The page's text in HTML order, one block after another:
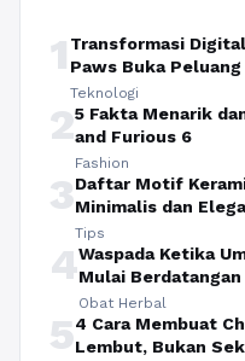
1 Transformasi
Paws Buka
Teknologi
25 Fakta Menarik
and Furious 6
Fashion
3Daftar Motif
Minimalis dan
Tips
4Waspada Ketika
Mulai Berdatangan
Obat Herbal
54 Cara Membuat
Lembut, Bukan